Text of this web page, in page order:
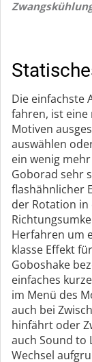
Die einfachste
fahren, ist eine
Motiven
auswählen
ein wenig
Goborad sehr
flashähnlicher
der Rotation
Herfahren um
klasse Effekt
Goboshake
einfaches
im Menü des
auch bei
hinfährt oder
auch Sound to
Wechsel